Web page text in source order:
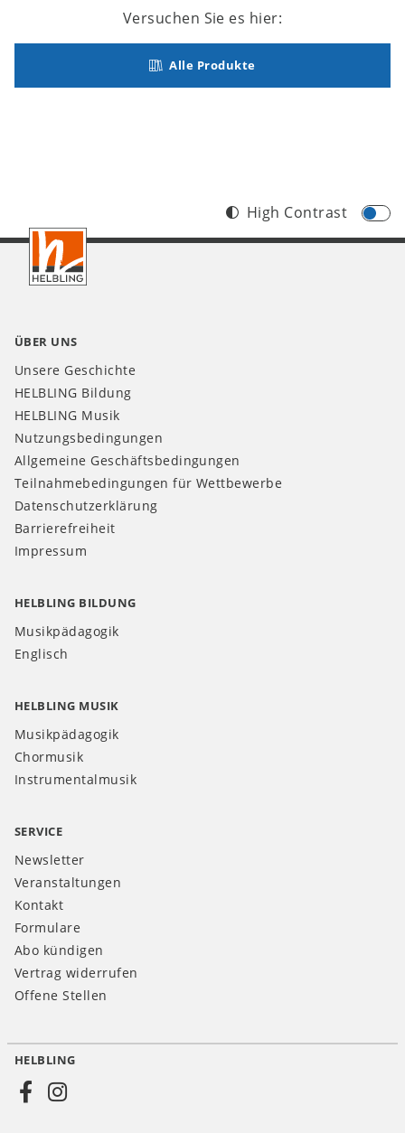
Versuchen Sie es hier:
Alle Produkte
Footer
CH
High Contrast
ÜBER UNS
Unsere Geschichte
HELBLING Bildung
HELBLING Musik
Nutzungsbedingungen
Allgemeine Geschäftsbedingungen
Teilnahmebedingungen für Wettbewerbe
Datenschutzerklärung
Barrierefreiheit
Impressum
HELBLING BILDUNG
Musikpädagogik
Englisch
HELBLING MUSIK
Musikpädagogik
Chormusik
Instrumentalmusik
SERVICE
Newsletter
Veranstaltungen
Kontakt
Formulare
Abo kündigen
Vertrag widerrufen
Offene Stellen
Social
HELBLING